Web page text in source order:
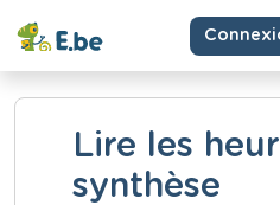
Lire les
synthèse